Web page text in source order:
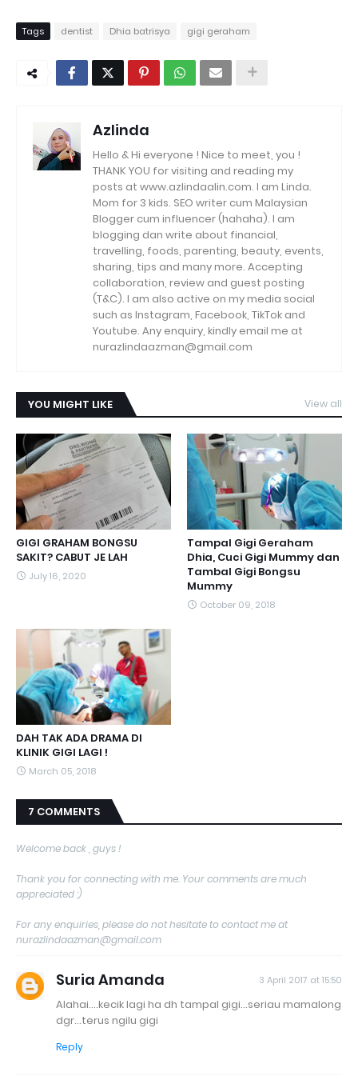
Tags dentist Dhia batrisya gigi geraham
Azlinda
Hello & Hi everyone ! Nice to meet, you !
THANK YOU for visiting and reading my
posts at www.azlindaalin.com. I am Linda.
Mom for 3 kids. SEO writer cum Malaysian
Blogger cum influencer (hahaha). I am
blogging dan write about financial,
travelling, foods, parenting, beauty, events,
sharing, tips and many more. Accepting
collaboration, review and guest posting
(T&C). I am also active on my media social
such as Instagram, Facebook, TikTok and
Youtube. Any enquiry, kindly email me at
nurazlindaazman@gmail.com
YOU MIGHT LIKE View all
GIGI GRAHAM BONGSU
SAKIT? CABUT JE LAH
July 16, 2020
Tampal Gigi Geraham
Dhia, Cuci Gigi Mummy dan
Tambal Gigi Bongsu
Mummy
October 09, 2018
DAH TAK ADA DRAMA DI
KLINIK GIGI LAGI !
March 05, 2018
7 COMMENTS
Welcome back , guys !
Thank you for connecting with me. Your comments are much
appreciated :)
For any enquiries, please do not hesitate to contact me at
nurazlindaazman@gmail.com
Suria Amanda 3 April 2017 at 15:50
Alahai....kecik lagi ha dh tampal gigi...seriau mamalong
dgr...terus ngilu gigi
Reply